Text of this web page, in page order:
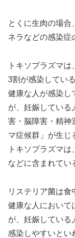
とくに生肉の場合
ネラなどの感染症
トキソプラズマ
3割が感染してい
健康な人が感染し
が、妊娠している
害・脳障害・精神
マ症候群」が生じ
トキソプラズマ
などに含まれてい
リステリア菌は食
健康な人において
が、妊娠している
感染しやすいとい